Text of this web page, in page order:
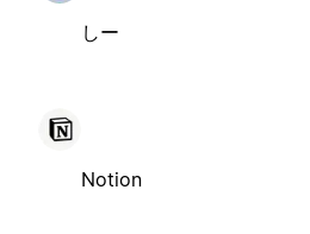
しー
Notion